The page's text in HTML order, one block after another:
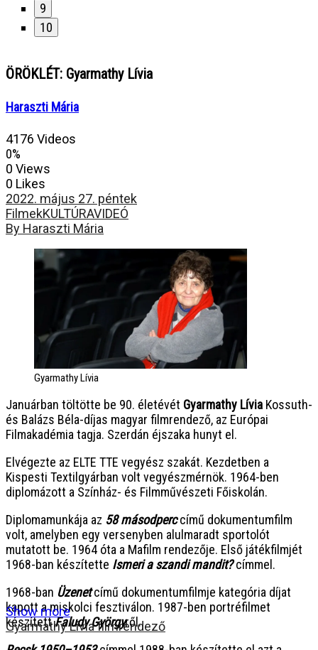
9
10
ÖRÖKLÉT: Gyarmathy Lívia
Haraszti Mária
4176 Videos
0%
0 Views
0 Likes
2022. május 27. péntek
FilmekKULTÚRAVIDEÓ
By Haraszti Mária
Gyarmathy Lívia
Januárban töltötte be 90. életévét Gyarmathy Lívia Kossuth-
és Balázs Béla-díjas magyar filmrendező, az Európai
Filmakadémia tagja. Szerdán éjszaka hunyt el.
Elvégezte az ELTE TTE vegyész szakát. Kezdetben a
Kispesti Textilgyárban volt vegyészmérnök. 1964-ben
diplomázott a Színház- és Filmművészeti Főiskolán.
Diplomamunkája az 58 másodperccímű dokumentumfilm
volt, amelyben egy versenyben alulmaradt sportolót
mutatott be. 1964 óta a Mafilm rendezője. Első játékfilmjét
1968-ban készítette Ismeri a szandi mandit?címmel.
1968-ban Üzenetcímű dokumentumfilmje kategória díjat
kapott a miskolci fesztiválon. 1987-ben portréfilmet
készítettFaludy Györgyről.
Show more
Gyarmathy Lívia filmrendező